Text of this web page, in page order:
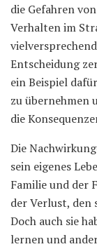
die Gefahren
Verhalten im
Entscheidung
ein Beispiel
zu übernehmen
die
Die
sein eigenes
Familie und der
der Verlust, den
Doch auch sie
lernen und